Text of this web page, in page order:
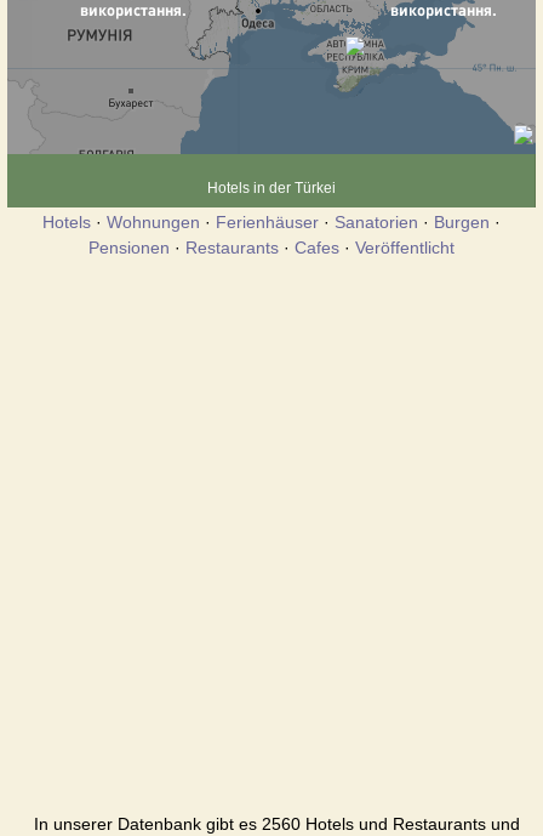
Hotels in der Türkei
Hotels · Wohnungen · Ferienhäuser · Sanatorien · Burgen ·
Pensionen · Restaurants · Cafes · Veröffentlicht
In unserer Datenbank gibt es 2560 Hotels und Restaurants und